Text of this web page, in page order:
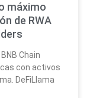
máximo
de RWA
Chain
con activos
DeFiLlama